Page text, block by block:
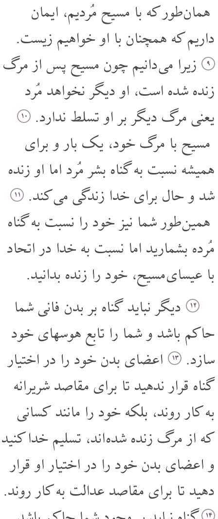
همان طور که با مسیح مُردیم، ایمان
داریم که همچنان با او خواهیم زیست.
۹ زیرا می دانیم چون مسیح پس از مرگ
زنده شده است، او دیگر نخواهد مُرد
یعنی مرگ دیگر بر او تسلط ندارد.
۱۰
مسیح با مرگ خود، یک بار و برای
همیشه نسبت به گناه بشر مُرد اما او زنده
شد و حال برای خدا زندگی می کند.
۱۱
همین طور شما نیز خود را نسبت به گناه
مُرده بشمارید اما نسبت به خدا در اتحاد
با عیسای مسیح، خود را زنده بدانید.
۱۲ دیگر نباید گناه بر بدن فانی شما
حاکم باشد و شما را تابع هوسهای خود
سازد.
۱۳ اعضای بدن خود را در اختیار
گناه قرار ندهید تا برای مقاصد شریرانه
به کار روند، بلکه خود را مانند کسانی
که از مرگ زنده شده اند، تسلیم خدا کنید
و اعضای بدن خود را در اختیار او قرار
دهید تا برای مقاصد عدالت به کار روند.
۱۴